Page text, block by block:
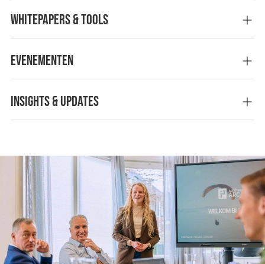
Whitepapers & tools
Evenementen
Insights & Updates